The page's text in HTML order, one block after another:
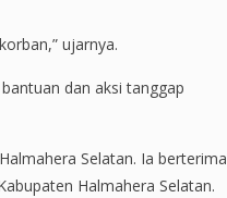
ujarnya.
dan aksi tanggap
Selatan. Ia berterima
Halmahera Selatan.